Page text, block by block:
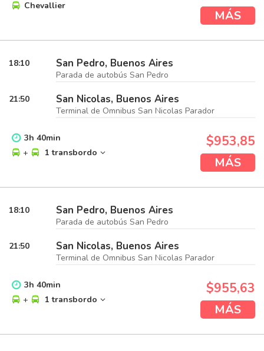
Chevallier
MÁS
18:10 San Pedro, Buenos Aires
Parada de autobús San Pedro
21:50 San Nicolas, Buenos Aires
Terminal de Omnibus San Nicolas Parador
3h 40min
+
1 transbordo
$953,85
MÁS
18:10 San Pedro, Buenos Aires
Parada de autobús San Pedro
21:50 San Nicolas, Buenos Aires
Terminal de Omnibus San Nicolas Parador
3h 40min
+
1 transbordo
$955,63
MÁS